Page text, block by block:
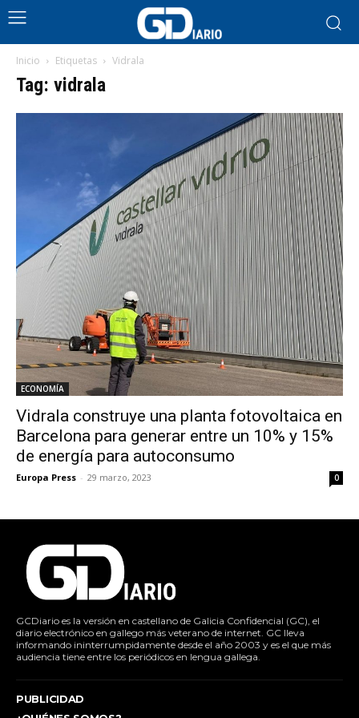
Inicio Etiquetas Vidrala
Tag: vidrala
ECONOMÍA
Vidrala construye una planta fotovoltaica en
Barcelona para generar entre un 10% y 15%
de energía para autoconsumo
Europa Press - 29 marzo, 2023 0
GCDiario es la versión en castellano de Galicia Confidencial (GC), el
diario electrónico en gallego más veterano de internet. GC lleva
informando ininterrumpidamente desde el año 2003 y es el que más
audiencia tiene entre los periódicos en lengua gallega.
PUBLICIDAD